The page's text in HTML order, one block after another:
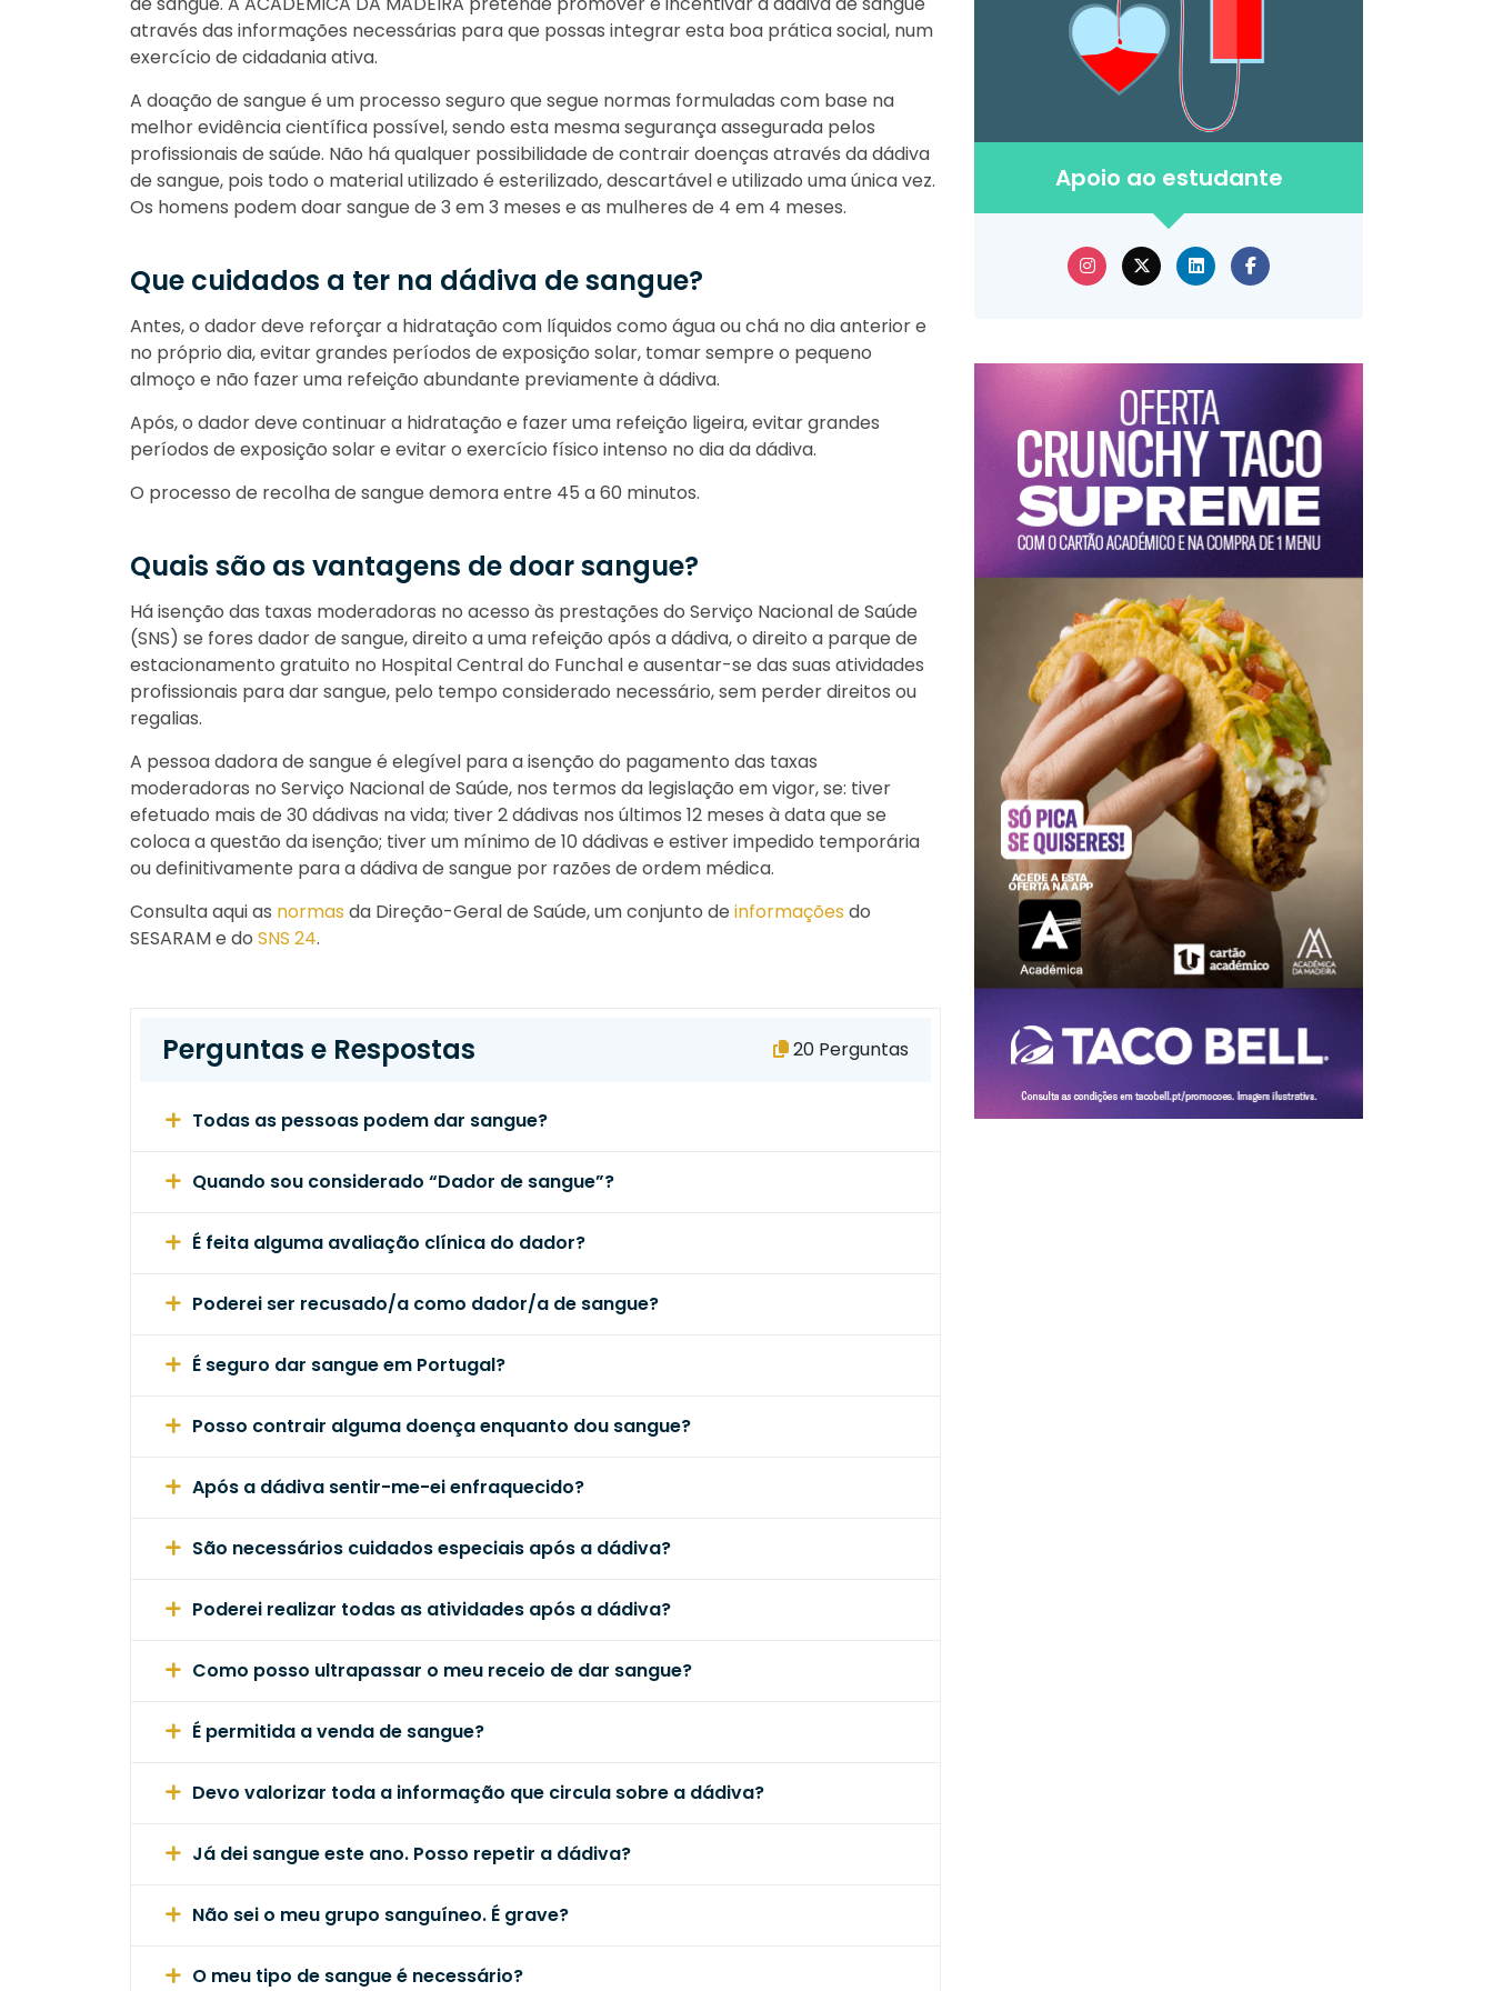
Apoio ao estudante
através das informações necessárias para que possas integrar esta boa prática social, num
exercício de cidadania ativa.
A doação de sangue é um processo seguro que segue normas formuladas com base na
melhor evidência científica possível, sendo esta mesma segurança assegurada pelos
profissionais de saúde. Não há qualquer possibilidade de contrair doenças através da dádiva
de sangue, pois todo o material utilizado é esterilizado, descartável e utilizado uma única vez.
Os homens podem doar sangue de 3 em 3 meses e as mulheres de 4 em 4 meses.
Que cuidados a ter na dádiva de sangue?
Antes, o dador deve reforçar a hidratação com líquidos como água ou chá no dia anterior e
no próprio dia, evitar grandes períodos de exposição solar, tomar sempre o pequeno
almoço e não fazer uma refeição abundante previamente à dádiva.
Após, o dador deve continuar a hidratação e fazer uma refeição ligeira, evitar grandes
períodos de exposição solar e evitar o exercício físico intenso no dia da dádiva.
O processo de recolha de sangue demora entre 45 a 60 minutos.
Quais são as vantagens de doar sangue?
Há isenção das taxas moderadoras no acesso às prestações do Serviço Nacional de Saúde
(SNS) se fores dador de sangue, direito a uma refeição após a dádiva, o direito a parque de
estacionamento gratuito no Hospital Central do Funchal e ausentar-se das suas atividades
profissionais para dar sangue, pelo tempo considerado necessário, sem perder direitos ou
regalias.
A pessoa dadora de sangue é elegível para a isenção do pagamento das taxas
moderadoras no Serviço Nacional de Saúde, nos termos da legislação em vigor, se: tiver
efetuado mais de 30 dádivas na vida; tiver 2 dádivas nos últimos 12 meses à data que se
coloca a questão da isenção; tiver um mínimo de 10 dádivas e estiver impedido temporária
ou definitivamente para a dádiva de sangue por razões de ordem médica.
Consulta aqui as normas da Direção-Geral de Saúde, um conjunto de informações do
SESARAM e do SNS 24.
Perguntas e Respostas 20 Perguntas
Todas as pessoas podem dar sangue?
Quando sou considerado “Dador de sangue”?
É feita alguma avaliação clínica do dador?
Poderei ser recusado/a como dador/a de sangue?
É seguro dar sangue em Portugal?
Posso contrair alguma doença enquanto dou sangue?
Após a dádiva sentir-me-ei enfraquecido?
São necessários cuidados especiais após a dádiva?
Poderei realizar todas as atividades após a dádiva?
Como posso ultrapassar o meu receio de dar sangue?
É permitida a venda de sangue?
Devo valorizar toda a informação que circula sobre a dádiva?
Já dei sangue este ano. Posso repetir a dádiva?
Não sei o meu grupo sanguíneo. É grave?
O meu tipo de sangue é necessário?